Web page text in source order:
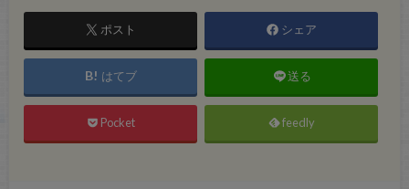
ポスト シェア
はてブ 送る
Pocket feedly